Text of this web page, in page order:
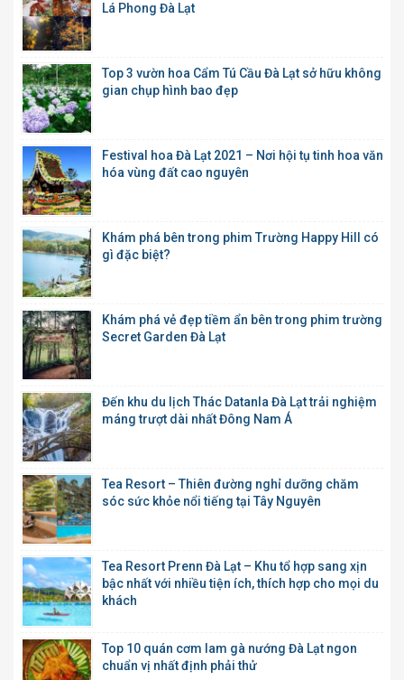
Lá Phong Đà Lạt
Top 3 vườn hoa Cẩm Tú Cầu Đà Lạt sở hữu không
gian chụp hình bao đẹp
Festival hoa Đà Lạt 2021 – Nơi hội tụ tinh hoa văn
hóa vùng đất cao nguyên
Khám phá bên trong phim Trường Happy Hill có
gì đặc biệt?
Khám phá vẻ đẹp tiềm ẩn bên trong phim trường
Secret Garden Đà Lạt
Đến khu du lịch Thác Datanla Đà Lạt trải nghiệm
máng trượt dài nhất Đông Nam Á
Tea Resort – Thiên đường nghỉ dưỡng chăm
sóc sức khỏe nổi tiếng tại Tây Nguyên
Tea Resort Prenn Đà Lạt – Khu tổ hợp sang xịn
bậc nhất với nhiều tiện ích, thích hợp cho mọi du
khách
Top 10 quán cơm lam gà nướng Đà Lạt ngon
chuẩn vị nhất định phải thử